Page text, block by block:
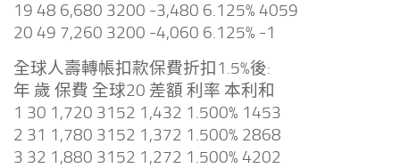
19 48 6,680 3200 -3,480 6.125% 4059
20 49 7,260 3200 -4,060 6.125% -1
全球人壽轉帳扣款保費折扣1.5%後:
年 歲 保費 全球20 差額 利率 本利和
1 30 1,720 3152 1,432 1.500% 1453
2 31 1,780 3152 1,372 1.500% 2868
3 32 1,880 3152 1,272 1.500% 4202